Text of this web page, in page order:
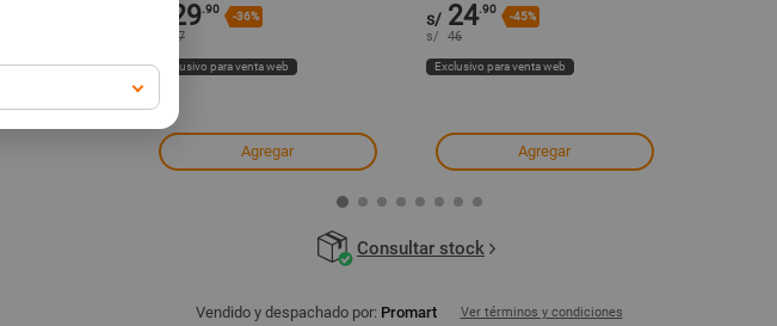
29.90
-36%
47
Exclusivo para venta web
Agregar
s/ 24.90
-45%
s/ 46
Exclusivo para venta web
Agregar
Consultar stock
Vendido y despachado por: Promart Ver términos y condiciones